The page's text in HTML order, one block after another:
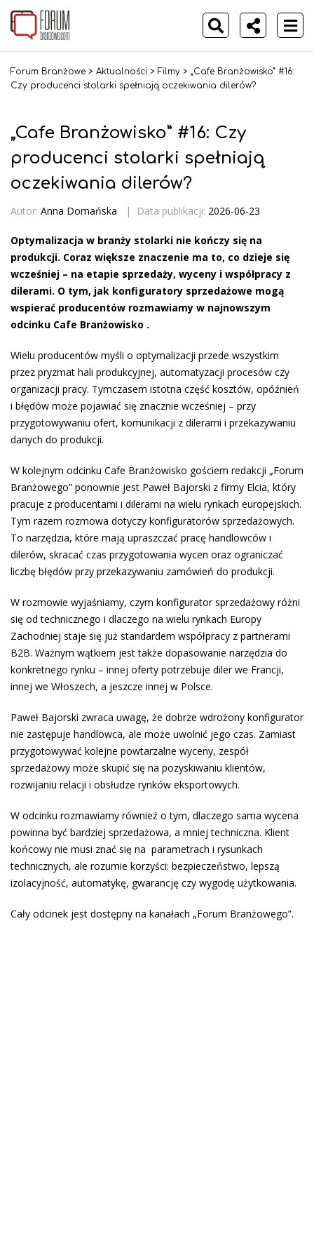
Forum Branżowe > Aktualności > Filmy > „Cafe Branżowisko” #16:
Czy producenci stolarki spełniają oczekiwania dilerów?
„Cafe Branżowisko” #16: Czy
producenci stolarki spełniają
oczekiwania dilerów?
Autor: Anna Domańska | Data publikacji: 2026-06-23
Optymalizacja w branży stolarki nie kończy się na
produkcji. Coraz większe znaczenie ma to, co dzieje się
wcześniej – na etapie sprzedaży, wyceny i współpracy z
dilerami. O tym, jak konfiguratory sprzedażowe mogą
wspierać producentów rozmawiamy w najnowszym
odcinku Cafe Branżowisko .
Wielu producentów myśli o optymalizacji przede wszystkim
przez pryzmat hali produkcyjnej, automatyzacji procesów czy
organizacji pracy. Tymczasem istotna część kosztów, opóźnień
i błędów może pojawiać się znacznie wcześniej – przy
przygotowywaniu ofert, komunikacji z dilerami i przekazywaniu
danych do produkcji.
W kolejnym odcinku Cafe Branżowisko gościem redakcji „Forum
Branżowego” ponownie jest Paweł Bajorski z firmy Elcia, który
pracuje z producentami i dilerami na wielu rynkach europejskich.
Tym razem rozmowa dotyczy konfiguratorów sprzedażowych.
To narzędzia, które mają upraszczać pracę handlowców i
dilerów, skracać czas przygotowania wycen oraz ograniczać
liczbę błędów przy przekazywaniu zamówień do produkcji.
W rozmowie wyjaśniamy, czym konfigurator sprzedażowy różni
się od technicznego i dlaczego na wielu rynkach Europy
Zachodniej staje się już standardem współpracy z partnerami
B2B. Ważnym wątkiem jest także dopasowanie narzędzia do
konkretnego rynku – innej oferty potrzebuje diler we Francji,
innej we Włoszech, a jeszcze innej w Polsce.
Paweł Bajorski zwraca uwagę, że dobrze wdrożony konfigurator
nie zastępuje handlowca, ale może uwolnić jego czas. Zamiast
przygotowywać kolejne powtarzalne wyceny, zespół
sprzedażowy może skupić się na pozyskiwaniu klientów,
rozwijaniu relacji i obsłudze rynków eksportowych.
W odcinku rozmawiamy również o tym, dlaczego sama wycena
powinna być bardziej sprzedażowa, a mniej techniczna. Klient
końcowy nie musi znać się na parametrach i rysunkach
technicznych, ale rozumie korzyści: bezpieczeństwo, lepszą
izolacyjność, automatykę, gwarancję czy wygodę użytkowania.
Cały odcinek jest dostępny na kanałach „Forum Branżowego”.